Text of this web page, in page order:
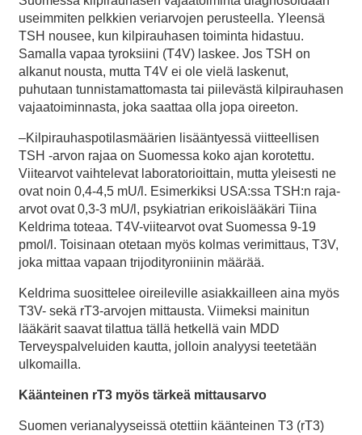
useimmiten pelkkien veriarvojen perusteella. Yleensä
TSH nousee, kun kilpirauhasen toiminta hidastuu.
Samalla vapaa tyroksiini (T4V) laskee. Jos TSH on
alkanut nousta, mutta T4V ei ole vielä laskenut,
puhutaan tunnistamattomasta tai piilevästä kilpirauhasen
vajaatoiminnasta, joka saattaa olla jopa oireeton.
–Kilpirauhaspotilasmäärien lisääntyessä viitteellisen
TSH -arvon rajaa on Suomessa koko ajan korotettu.
Viitearvot vaihtelevat laboratorioittain, mutta yleisesti ne
ovat noin 0,4-4,5 mU/l. Esimerkiksi USA:ssa TSH:n raja-
arvot ovat 0,3-3 mU/l, psykiatrian erikoislääkäri Tiina
Keldrima toteaa. T4V-viitearvot ovat Suomessa 9-19
pmol/l. Toisinaan otetaan myös kolmas verimittaus, T3V,
joka mittaa vapaan trijodityroniinin määrää.
Keldrima suosittelee oireileville asiakkailleen aina myös
T3V- sekä rT3-arvojen mittausta. Viimeksi mainitun
lääkärit saavat tilattua tällä hetkellä vain MDD
Terveyspalveluiden kautta, jolloin analyysi teetetään
ulkomailla.
Käänteinen rT3 myös tärkeä mittausarvo
Suomen verianalyyseissä otettiin käänteinen T3 (rT3)